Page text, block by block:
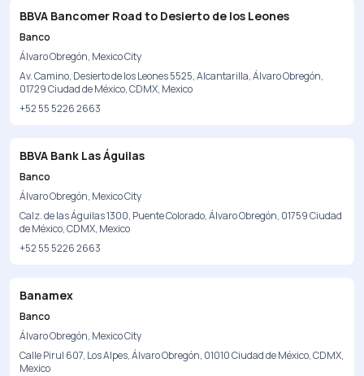
BBVA Bancomer Road to Desierto de los Leones
Banco
Álvaro Obregón, Mexico City
Av. Camino, Desierto de los Leones 5525, Alcantarilla, Álvaro Obregón,
01729 Ciudad de México, CDMX, Mexico
+52 55 5226 2663
BBVA Bank Las Águilas
Banco
Álvaro Obregón, Mexico City
Calz. de las Águilas 1300, Puente Colorado, Álvaro Obregón, 01759 Ciudad
de México, CDMX, Mexico
+52 55 5226 2663
Banamex
Banco
Álvaro Obregón, Mexico City
Calle Pirul 607, Los Alpes, Álvaro Obregón, 01010 Ciudad de México, CDMX,
Mexico